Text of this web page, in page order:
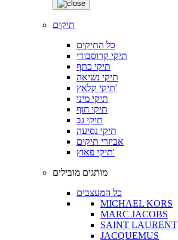
תיקים
כל התיקים
תיקי קרוסבודי
תיקי כתף
תיקי נשיאה
תיקי קלאץ'
תיקי מיני
תיקי חוף
תיקי גב
תיקי נסיעה
אביזרי תיקים
תיקי פאוץ'
מותגים מובילים
כל המעצבים
MICHAEL KORS
MARC JACOBS
SAINT LAURENT
JACQUEMUS